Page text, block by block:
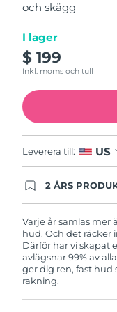
average
value.
Read
12
Reviews.
Same
page
link.
och skägg
I lager
$ 199
Inkl. moms och tull
Leverera till: US
2 ÅRS
utan extra
inom två år
Varje år samlas mer
hud. Och det räcker
Därför har vi skapat
avlägsnar 99% av
ger dig ren, fast
rakning.
Turkiet
Förenade
Arabemiraten
Storbritannien
USA
Uzbekistan
Vietnam